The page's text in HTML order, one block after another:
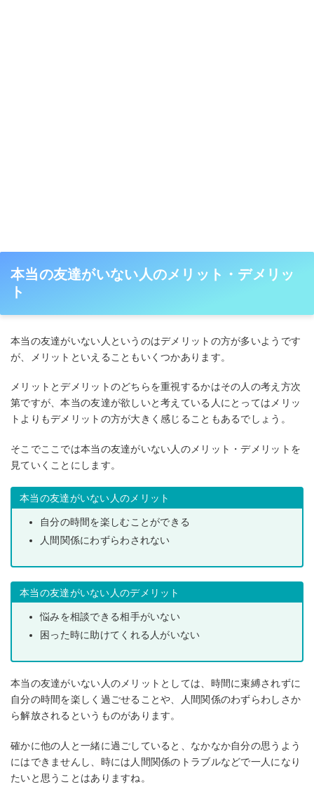
本当の友達がいない人のメリット・デメリッ
ト
本当の友達がいない人というのはデメリットの方が多いようです
が、メリットといえることもいくつかあります。
メリットとデメリットのどちらを重視するかはその人の考え方次
第ですが、本当の友達が欲しいと考えている人にとってはメリッ
トよりもデメリットの方が大きく感じることもあるでしょう。
そこでここでは本当の友達がいない人のメリット・デメリットを
見ていくことにします。
本当の友達がいない人のメリット
自分の時間を楽しむことができる
人間関係にわずらわされない
本当の友達がいない人のデメリット
悩みを相談できる相手がいない
困った時に助けてくれる人がいない
本当の友達がいない人のメリットとしては、時間に束縛されずに
自分の時間を楽しく過ごせることや、人間関係のわずらわしさか
ら解放されるというものがあります。
確かに他の人と一緒に過ごしていると、なかなか自分の思うよう
にはできませんし、時には人間関係のトラブルなどで一人になり
たいと思うことはありますね。